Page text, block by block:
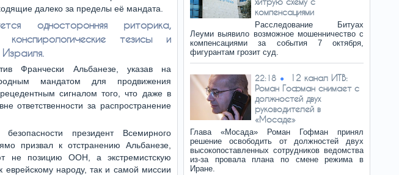
далеко за пределы её мандата.
односторонняя риторика,
конспирологические тезисы и
Франчески Альбанезе, указав на
мандатом для продвижения
сигналом того, что даже в
ответственности за распространение
президент Всемирного
призвал к отстранению Альбанезе,
не позицию ООН, а экстремистскую
еврейскому народу, так и самой миссии
компенсациями
Расследование Битуах
Леуми выявило возможное мошенничество с
компенсациями за события 7 октября,
фигурантам грозит суд.
22:18
12 канал ИТВ:
Роман Гофман снимает с
должностей двух
руководителей в
«Мосаде»
Глава «Мосада» Роман Гофман принял
решение освободить от должностей двух
высокопоставленных сотрудников ведомства
из-за провала плана по смене режима в
Иране.